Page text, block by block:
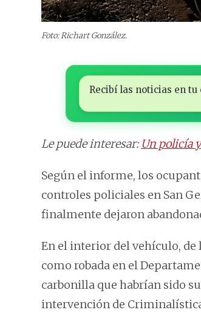
Foto: Richart González.
Recibí las noticias en tu
Le puede interesar: Un policía
Según el informe, los
controles policiales en San
finalmente dejaron
En el interior del vehículo,
como robada en el
carbonilla que habrían sido
intervención de